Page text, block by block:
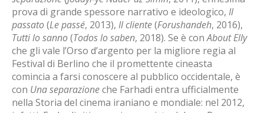
prova di grande spessore narrativo e ideologico, Il
passato(Le passé, 2013), Il cliente(Forushandeh, 2016),
Tutti lo sanno(Todos lo saben, 2018). Se è conAbout Elly
che gli vale l’Orso d’argento per la migliore regia al
Festival di Berlino che il promettente cineasta
comincia a farsi conoscere al pubblico occidentale, è
con Una separazioneche Farhadi entra ufficialmente
nella Storia del cinema iraniano e mondiale: nel 2012,